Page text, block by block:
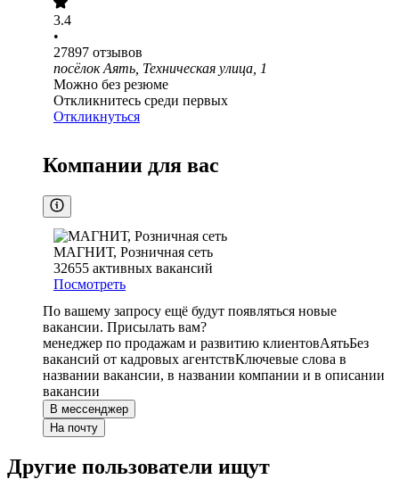
3.4
•
27897 отзывов
посёлок Аять, Техническая улица, 1
Можно без резюме
Откликнитесь среди первых
Откликнуться
Компании для вас
МАГНИТ, Розничная сеть
32655 активных вакансий
Посмотреть
По вашему запросу ещё будут появляться новые
вакансии. Присылать вам?
менеджер по продажам и развитию клиентовАятьБез
вакансий от кадровых агентствКлючевые слова в
названии вакансии, в названии компании и в описании
вакансии
В мессенджер
На почту
Другие пользователи ищут